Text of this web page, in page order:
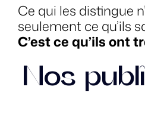
Ce qui les distingue
seulement ce qu’ils
C’est ce qu’ils ont
Nos